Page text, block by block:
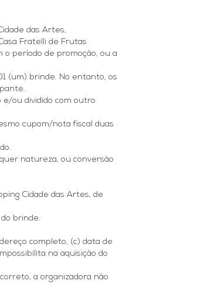
das Artes,
Fratelli de Frutas
o período de promoção, ou a
(um) brinde. No entanto, os
ou dividido com outro
cupom/nota fiscal duas
natureza, ou conversão
Cidade das Artes, de
brinde.
completo, (c) data de
na aquisição do
a organizadora não